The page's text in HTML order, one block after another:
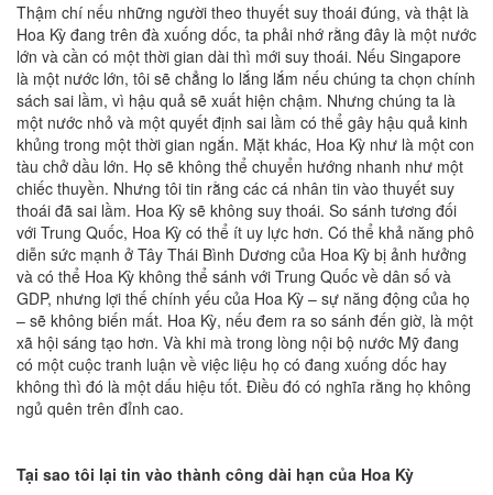
Thậm chí nếu những người theo thuyết suy thoái đúng, và thật là
Hoa Kỳ đang trên đà xuống dốc, ta phải nhớ rằng đây là một nước
lớn và cần có một thời gian dài thì mới suy thoái. Nếu Singapore
là một nước lớn, tôi sẽ chẳng lo lắng lắm nếu chúng ta chọn chính
sách sai lầm, vì hậu quả sẽ xuất hiện chậm. Nhưng chúng ta là
một nước nhỏ và một quyết định sai lầm có thể gây hậu quả kinh
khủng trong một thời gian ngắn. Mặt khác, Hoa Kỳ như là một con
tàu chở dầu lớn. Họ sẽ không thể chuyển hướng nhanh như một
chiếc thuyền. Nhưng tôi tin rằng các cá nhân tin vào thuyết suy
thoái đã sai lầm. Hoa Kỳ sẽ không suy thoái. So sánh tương đối
với Trung Quốc, Hoa Kỳ có thể ít uy lực hơn. Có thể khả năng phô
diễn sức mạnh ở Tây Thái Bình Dương của Hoa Kỳ bị ảnh hưởng
và có thể Hoa Kỳ không thể sánh với Trung Quốc về dân số và
GDP, nhưng lợi thế chính yếu của Hoa Kỳ – sự năng động của họ
– sẽ không biến mất. Hoa Kỳ, nếu đem ra so sánh đến giờ, là một
xã hội sáng tạo hơn. Và khi mà trong lòng nội bộ nước Mỹ đang
có một cuộc tranh luận về việc liệu họ có đang xuống dốc hay
không thì đó là một dấu hiệu tốt. Điều đó có nghĩa rằng họ không
ngủ quên trên đỉnh cao.
Tại sao tôi lại tin vào thành công dài hạn của Hoa Kỳ